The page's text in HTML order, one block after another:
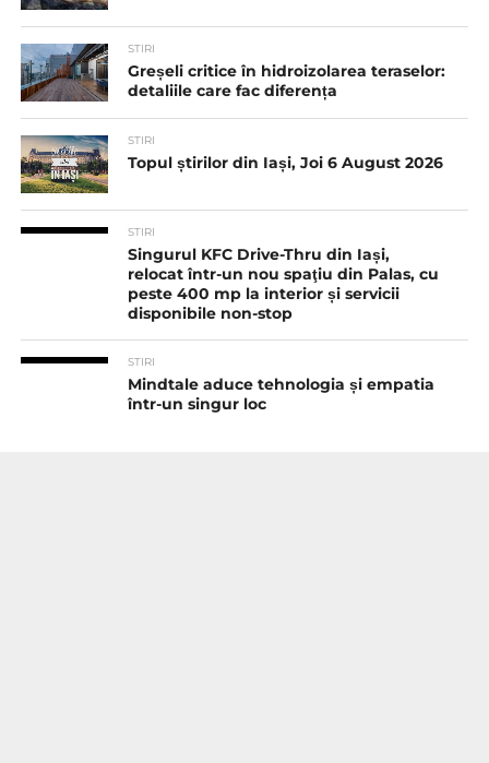
STIRI
Greșeli critice în hidroizolarea teraselor:
detaliile care fac diferența
STIRI
Topul știrilor din Iași, Joi 6 August 2026
STIRI
Singurul KFC Drive-Thru din Iași,
relocat într-un nou spaţiu din Palas, cu
peste 400 mp la interior și servicii
disponibile non-stop
STIRI
Mindtale aduce tehnologia și empatia
într-un singur loc